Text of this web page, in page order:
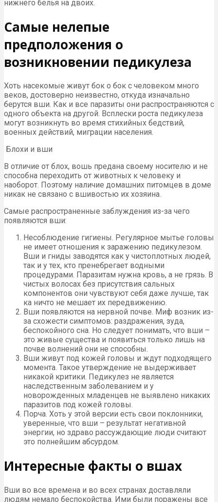
нижнего белья на двоих.
Самые нелепые
предположения о
возникновении педикулеза
Хоть насекомые живут бок о бок с человеком много
веков, достоверно неизвестно, откуда изначально
берутся вши. Как и все паразиты они распространяются с
одного объекта на другой. Всплески роста педикулеза
могут возникнуть во время стихийных бедствий,
военных действий, миграции населения.
Блохи и вши
В отличие от блох, вошь предана своему носителю и не
способна переходить от животных к человеку и
наоборот. Поэтому наличие домашних питомцев в доме
никак не связано с вшивостью их хозяина.
Самые распространенные заблуждения из-за чего
появляются вши:
Несоблюдение гигиены. Регулярное мытье головы
не имеет отношения к заражению педикулезом.
Вши и гниды заводятся как у чистоплотных людей,
так и у тех, кто пренебрегает водными
процедурами. Паразитам нужна кровь, а не грязь. В
чистых волосах без присутствия сальных
компонентов они чувствуют себя даже лучше, так
ка ничто не мешает их передвижению.
Вши появляются на нервной почве. Миф возник из-
за схожести симптомов: раздражения, зуда,
беспокойного сна. Но следует понимать, что вши –
это живые существа и появиться только лишь на
почве волнений они не способны.
Вши живут под кожей головы и ждут подходящего
момента. Такое утверждение не выдерживает
никакой критики. Педикулез не является
наследственным заболеванием и у
новорожденных младенцев не выявлено никаких
паразитов под кожей головы.
Порча. Хоть у этой версии есть свои поклонники,
уверенные, что вши – результат негативной
энергии, но здраво рассуждающие люди считают
это полнейшим абсурдом.
Интересные факты о вшах
Вши во все времена и во всех странах доставляли
людям немало беспокойства. Ими были поражены все